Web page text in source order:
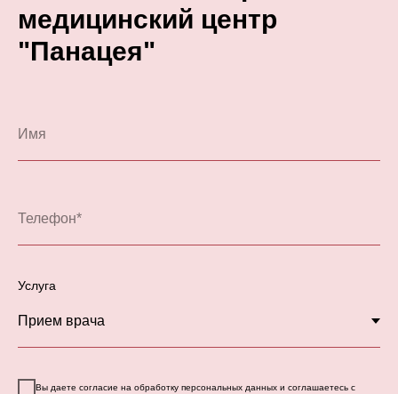
медицинский центр
"Панацея"
Услуга
Вы даете согласие на обработку персональных данных и соглашаетесь с